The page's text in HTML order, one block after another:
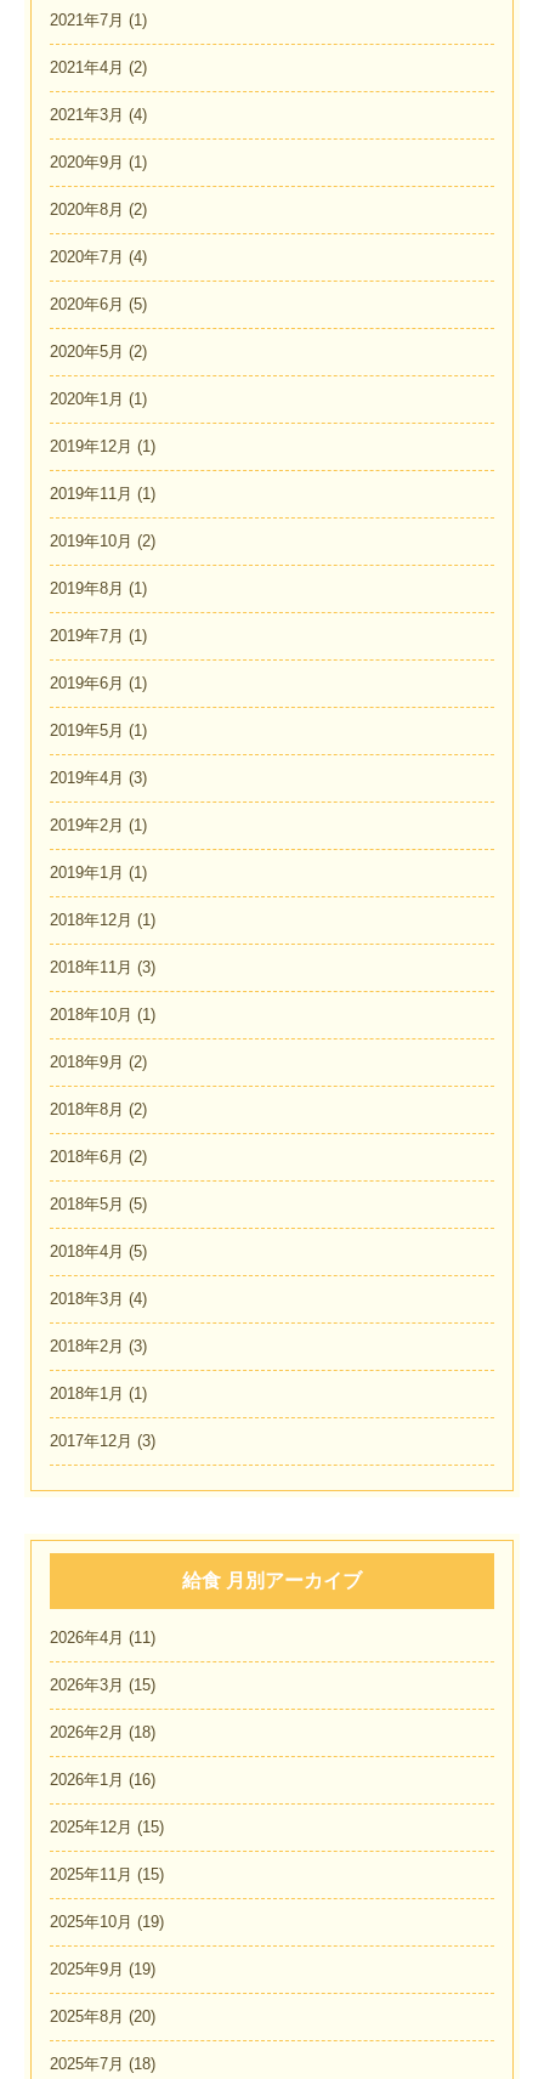
2021年7月 (1)
2021年4月 (2)
2021年3月 (4)
2020年9月 (1)
2020年8月 (2)
2020年7月 (4)
2020年6月 (5)
2020年5月 (2)
2020年1月 (1)
2019年12月 (1)
2019年11月 (1)
2019年10月 (2)
2019年8月 (1)
2019年7月 (1)
2019年6月 (1)
2019年5月 (1)
2019年4月 (3)
2019年2月 (1)
2019年1月 (1)
2018年12月 (1)
2018年11月 (3)
2018年10月 (1)
2018年9月 (2)
2018年8月 (2)
2018年6月 (2)
2018年5月 (5)
2018年4月 (5)
2018年3月 (4)
2018年2月 (3)
2018年1月 (1)
2017年12月 (3)
給食 月別アーカイブ
2026年4月 (11)
2026年3月 (15)
2026年2月 (18)
2026年1月 (16)
2025年12月 (15)
2025年11月 (15)
2025年10月 (19)
2025年9月 (19)
2025年8月 (20)
2025年7月 (18)